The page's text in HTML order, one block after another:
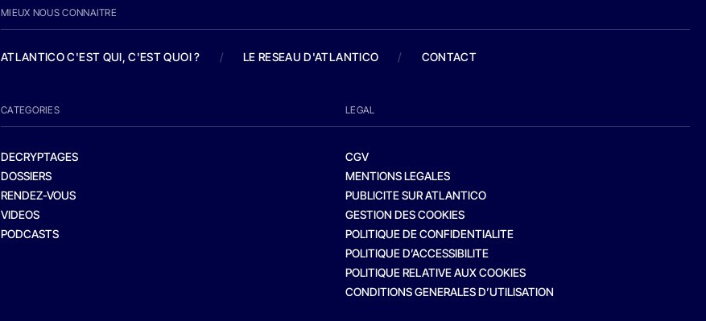
MIEUX NOUS CONNAITRE
ATLANTICO C'EST QUI, C'EST QUOI ? / LE RESEAU D'ATLANTICO / CONTACT
CATEGORIES
DECRYPTAGES
DOSSIERS
RENDEZ-VOUS
VIDEOS
PODCASTS
LEGAL
CGV
MENTIONS LEGALES
PUBLICITE SUR ATLANTICO
GESTION DES COOKIES
POLITIQUE DE CONFIDENTIALITE
POLITIQUE D’ACCESSIBILITE
POLITIQUE RELATIVE AUX COOKIES
CONDITIONS GENERALES D’UTILISATION